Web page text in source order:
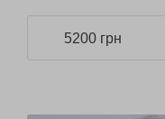
5200 грн